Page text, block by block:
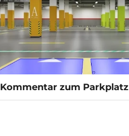
Kommentar zum Parkplatz